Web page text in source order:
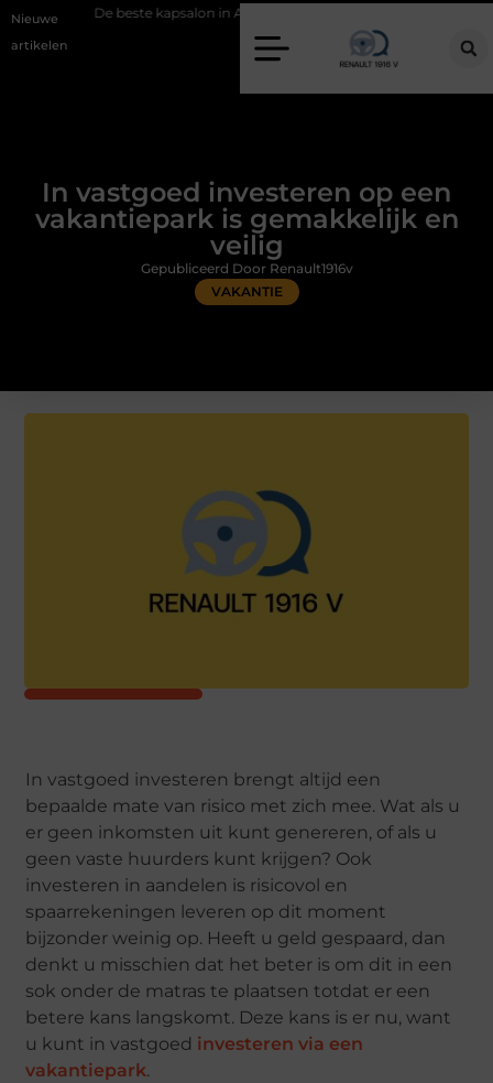
Nieuwe
artikelen
De beste kapsalon in Arnhem: meer dan alleen een knipbeurt
In vastgoed investeren op een
vakantiepark is gemakkelijk en
veilig
VAKANTIE
Gepubliceerd Door Renault1916v
In vastgoed investeren brengt altijd een
bepaalde mate van risico met zich mee. Wat als u
er geen inkomsten uit kunt genereren, of als u
geen vaste huurders kunt krijgen? Ook
investeren in aandelen is risicovol en
spaarrekeningen leveren op dit moment
bijzonder weinig op. Heeft u geld gespaard, dan
denkt u misschien dat het beter is om dit in een
sok onder de matras te plaatsen totdat er een
betere kans langskomt. Deze kans is er nu, want
u kunt in vastgoed investeren via een
vakantiepark.